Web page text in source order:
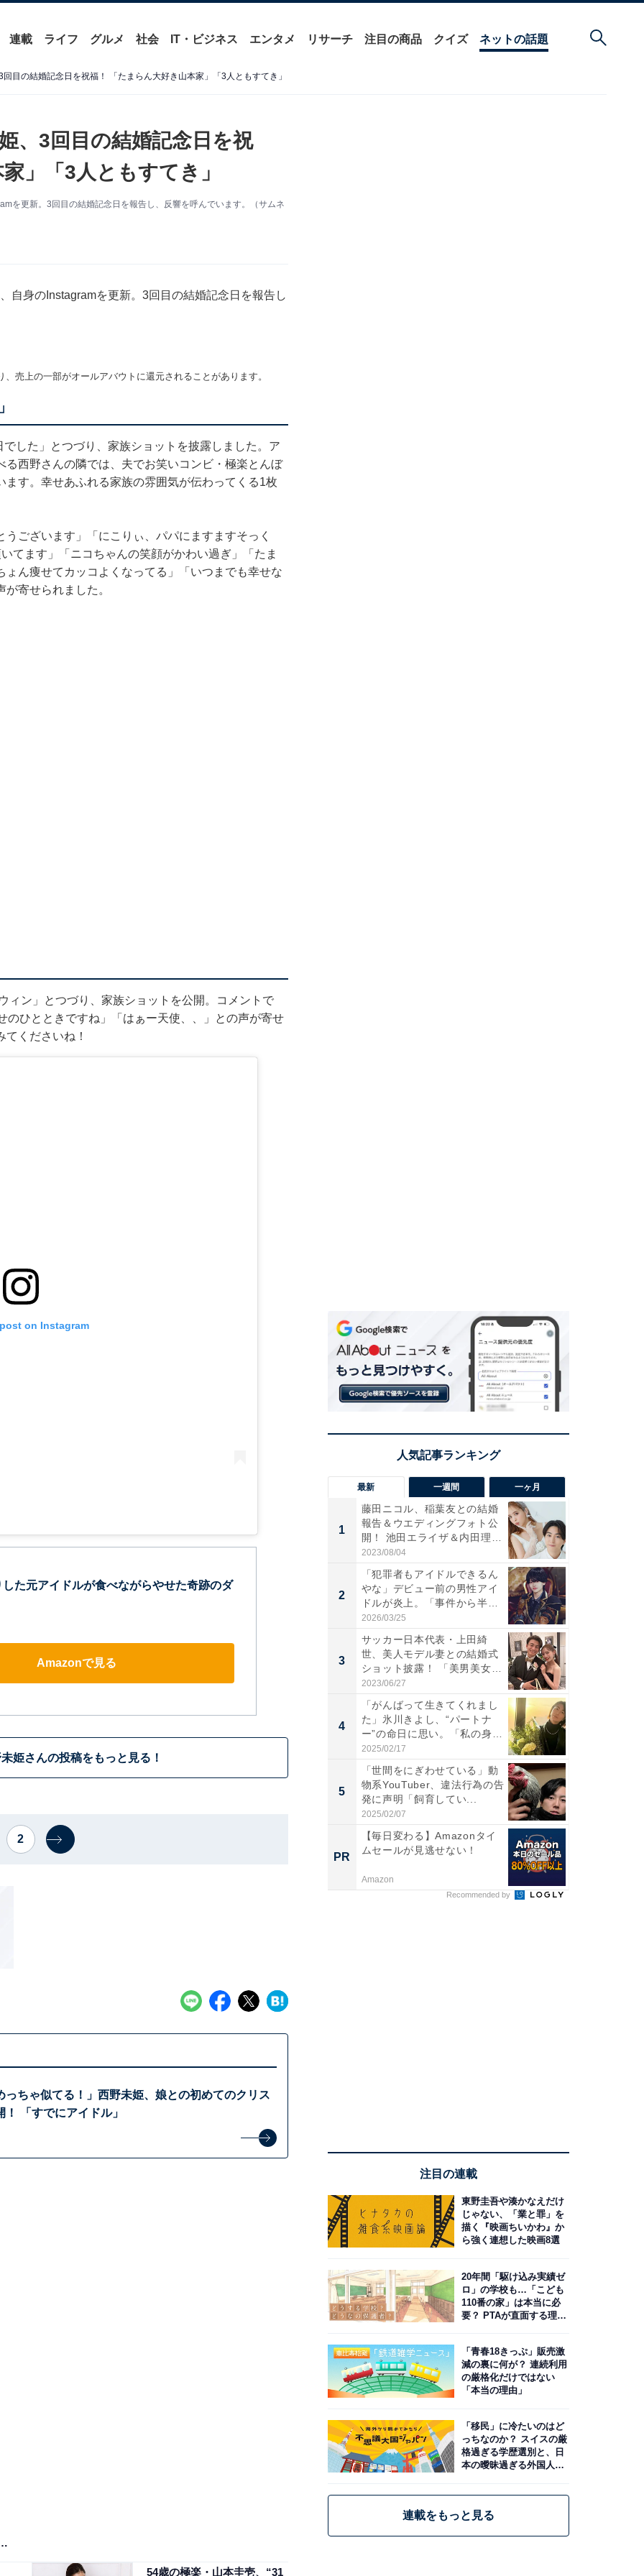
連載 ライフ グルメ 社会 IT・ビジネス エンタメ リサーチ 注目の商品 クイズ ネットの話題
回目の結婚記念日を祝福！ 「たまらん大好き山本家」「3人ともすてき」
、3回目の結婚記念日を祝
」「3人ともすてき」
を更新。3回目の結婚記念日を報告し、反響を呼んでいます。（サムネ
自身のInstagramを更新。3回目の結婚記念日を報告し
売上の一部がオールアバウトに還元されることがあります。
した」とつづり、家族ショットを披露しました。ア
西野さんの隣では、夫でお笑いコンビ・極楽とんぼ
す。幸せあふれる家族の雰囲気が伝わってくる1枚
ございます」「にこりぃ、パパにますますそっく
てます」「ニコちゃんの笑顔がかわい過ぎ」「たま
ん痩せてカッコよくなってる」「いつまでも幸せな
寄せられました。
ィン」とつづり、家族ショットを公開。コメントで
ひとときですね」「はぁー天使、、」との声が寄せ
くださいね！
on Instagram
た元アイドルが食べながらやせた奇跡のダ
Amazonで見る
姫さんの投稿をもっと見る！
2
っちゃ似てる！」西野未姫、娘との初めてのクリス
「すでにアイドル」
54歳の極楽・山本圭壱、“31
最新 一週間 一ヶ月
1
藤田ニコル、稲葉友との結婚
報告＆ウエディングフォト公
開！ 池田エライザ＆内田理
央...
2023/08/04
2
「犯罪者もアイドルできるん
やな」デビュー前の男性アイ
ドルが炎上。「事件から半年
も...
2026/03/25
3
サッカー日本代表・上田綺
世、美人モデル妻との結婚式
ショット披露！ 「美男美女」
「...
2023/06/27
4
「がんばって生きてくれまし
た」氷川きよし、“パートナ
ー”の命日に思い。「私の身
体...
2025/02/17
5
「世間をにぎわせている」動
物系YouTuber、違法行為の告
発に声明「飼育してい...
2025/02/07
PR
【毎日変わる】Amazonタイ
ムセールが見逃せない！
Amazon
Recommended by
注目の連載
東野圭吾や湊かなえだけ
じゃない、「業と罪」を
描く『映画ちいかわ』か
ら強く連想した映画8選
20年間「駆け込み実績ゼ
ロ」の学校も…「こども
110番の家」は本当に必
要？ PTAが直面する理想
「青春18きっぷ」販売激
減の裏に何が？ 連続利用
の厳格化だけではない
「本当の理由」
「移民」に冷たいのはど
っちなのか？ スイスの厳
格過ぎる学歴選別と、日
本の曖昧過ぎる外国人政
連載をもっと見る